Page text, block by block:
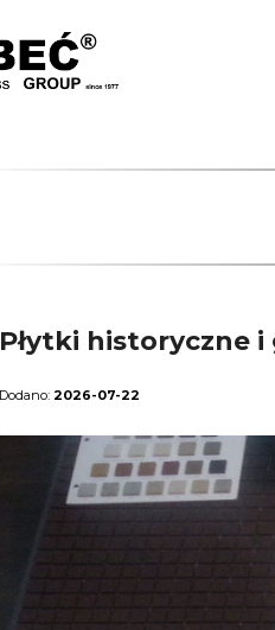
Płytki historyczne
2026-07-22